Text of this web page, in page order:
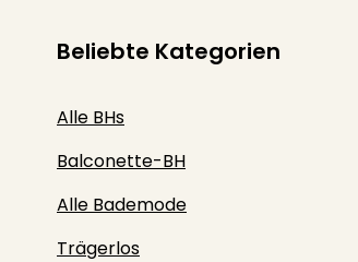
Beliebte Kategorien
Alle BHs
Balconette-BH
Alle Bademode
Trägerlos